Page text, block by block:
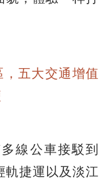
五大交通增值
線公車接駁到
軌捷運以及淡江